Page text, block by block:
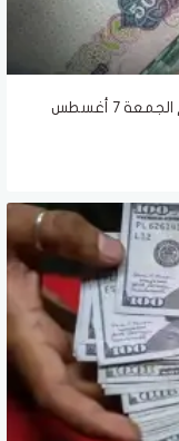
بكام في البنوك؟.. سعر الدرهم الإماراتي اليوم الجمعة 7 أغسطس